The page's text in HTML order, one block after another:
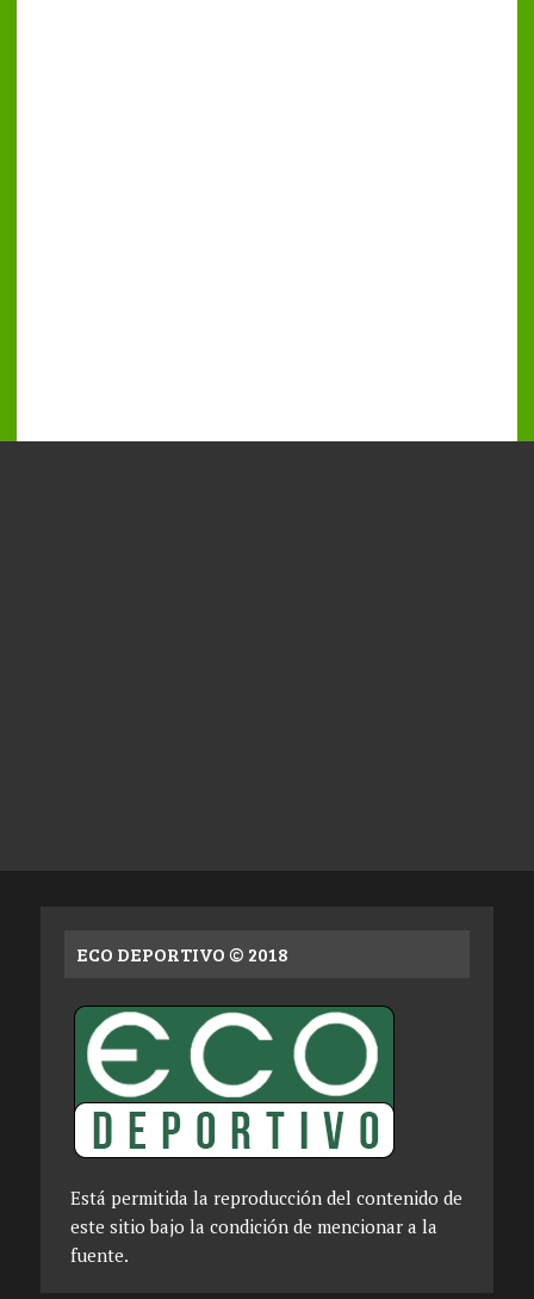
ECO DEPORTIVO © 2018
Está permitida la reproducción del contenido de
este sitio bajo la condición de mencionar a la
fuente.